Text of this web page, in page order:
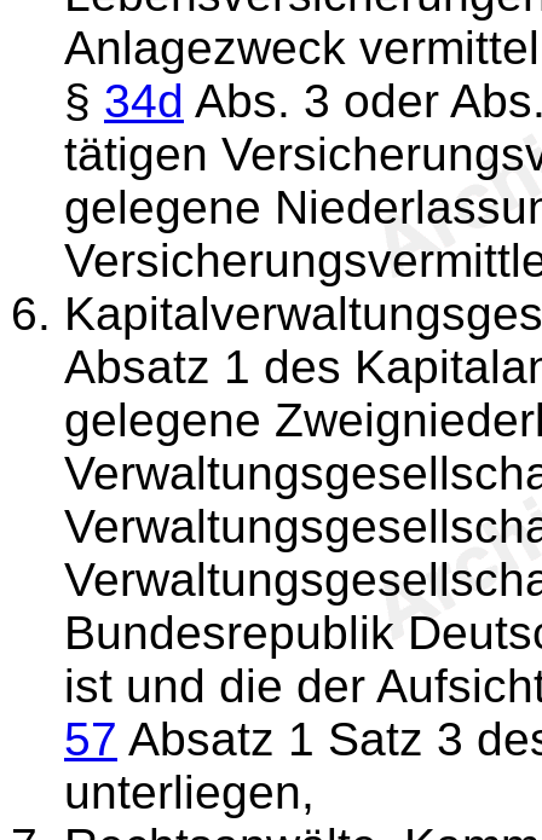
Anlagezweck
§ 34d Abs. 3 oder
tätigen
gelegene
Absatz 1 des
gelegene
Bundesrepublik
ist und die der
57 Absatz 1 Satz 3
unterliegen,